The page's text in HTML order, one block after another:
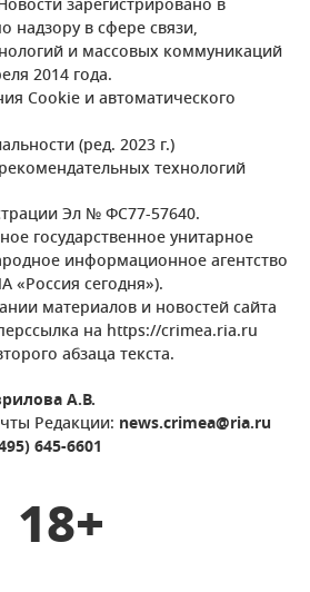
зарегистрировано в
надзору в сфере связи,
и массовых коммуникаций
2014 года.
Cookie и автоматического
(ред. 2023 г.)
технологий
Эл № ФС77-57640.
государственное унитарное
информационное агентство
«Россия сегодня»).
материалов и новостей сайта
на https://crimea.ria.ru
абзаца текста.
А.В.
Редакции: news.crimea@ria.ru
645-6601
18+